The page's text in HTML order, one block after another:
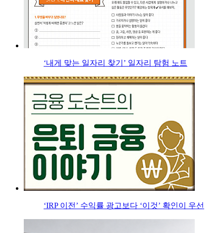
‘내게 맞는 일자리 찾기’ 일자리 탐험 노트
‘IRP 이전’ 수익률 광고보다 ‘이것’ 확인이 우선